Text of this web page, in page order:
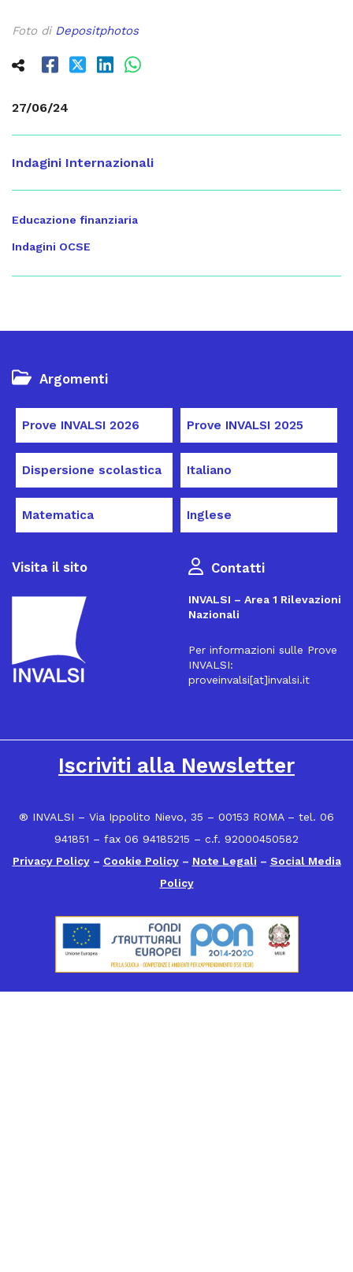
27/06/24
Indagini Internazionali
Educazione finanziaria
Indagini OCSE
Foto di Depositphotos
Argomenti
Prove INVALSI 2026 Prove INVALSI 2025
Dispersione scolastica Italiano
Matematica Inglese
Visita il sito Contatti
INVALSI – Area 1 Rilevazioni
Nazionali
Per informazioni sulle Prove
INVALSI:
proveinvalsi[at]invalsi.it
Iscriviti alla Newsletter
® INVALSI – Via Ippolito Nievo, 35 – 00153 ROMA – tel. 06
941851 – fax 06 94185215 – c.f. 92000450582
Privacy Policy– Cookie Policy– Note Legali – Social Media
Policy